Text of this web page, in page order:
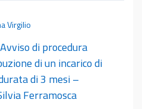
Virgilio
di procedura
di un incarico di
di 3 mesi –
Ferramosca